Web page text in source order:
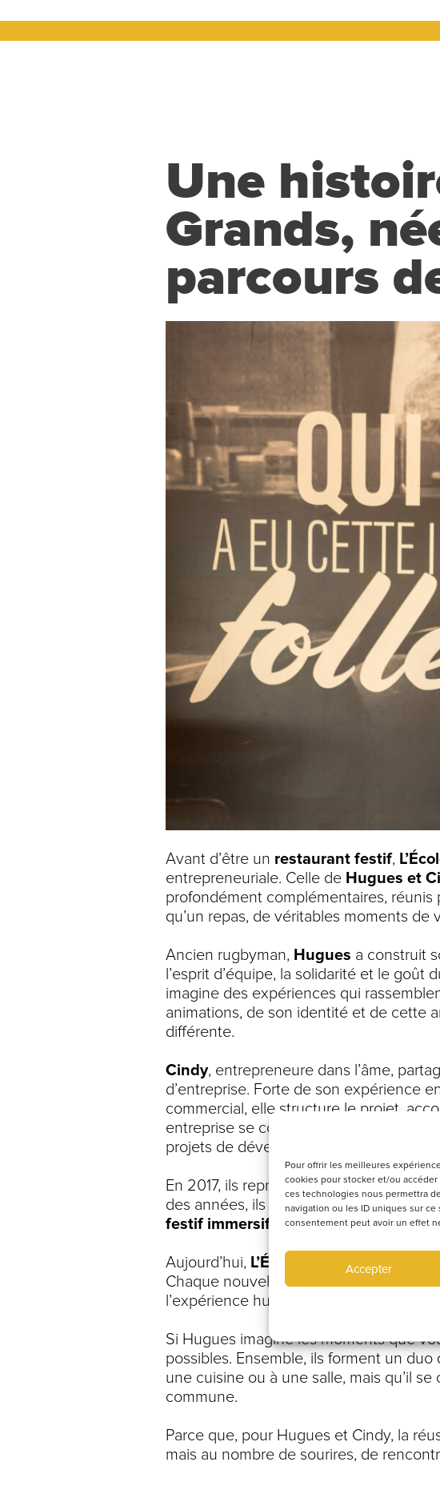
Pour offrir les meilleures
cookies pour stocker et/ou
ces technologies nous permettra
navigation ou les ID uniques sur
consentement peut avoir un effet
Accepter
Une
Grands,
parcours
Avant d’être un restaurant festif,
entrepreneuriale. Celle de Hugues et
profondément complémentaires, réunis
qu’un repas, de véritables moments de
Ancien rugbyman, Hugues a construit
l’esprit d’équipe, la solidarité et le goût
imagine des expériences qui
animations, de son identité et de cette
différente.
Cindy, entrepreneure dans l’âme,
d’entreprise. Forte de son expérience
commercial, elle structure le projet,
entreprise se construit autant avec une
projets de développement et
En 2017, ils reprennent un
des années, ils prennent des risques,
festif immersif , où restauration,
Aujourd’hui, L’École des Grands
Chaque nouvel établissement est
l’expérience humaine passe avant tout.
Si Hugues imagine les moments que
possibles. Ensemble, ils forment un
une cuisine ou à une salle, mais qu’il
commune.
Parce que, pour Hugues et Cindy, la
mais au nombre de sourires, de